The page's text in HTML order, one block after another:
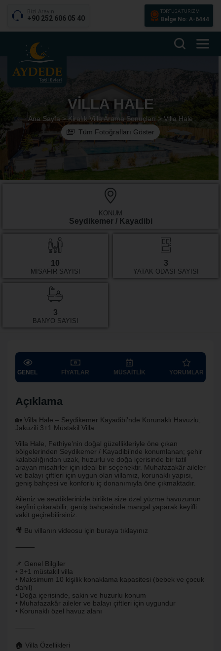
Bizi Arayın
+90 252 606 05 40
TORTUGA TURİZM
Belge No: A-6444
VILLA HALE
Ana Sayfa > Kiralık Villa Arama Sonuçları > Villa Hale
Tüm Fotoğrafları Göster
KONUM
Seydikemer / Kayadibi
10
MISAFIR SAYISI
3
YATAK ODASI SAYISI
3
BANYO SAYISI
GENEL FIYATLAR MÜSAITLIK YORUMLAR
Açıklama
🏡 Villa Hale – Seydikemer Kayadibi’nde Korunaklı Havuzlu,
Jakuzili 3+1 Müstakil Villa
Villa Hale, Fethiye’nin doğal güzellikleriyle öne çıkan
bölgelerinden Seydikemer / Kayadibi’nde konumlanan; şehir
kalabalığından uzak, huzurlu ve doğa içerisinde bir tatil
arayan misafirler için ideal bir seçenektir. Muhafazakâr aileler
ve balayı çiftleri için uygun olan villamız, korunaklı yapısı,
geniş bahçesi ve konforlu iç donanımıyla öne çıkmaktadır.
Aileniz ve sevdiklerinizle birlikte size özel yüzme havuzunun
keyfini çıkarabilir, geniş bahçesinde mangal yaparak keyifli
vakit geçirebilirsiniz.
🎥 Bu villanın videosu için buraya tıklayınız
⸻
📌 Genel Bilgiler
• 3+1 müstakil villa
• Maksimum 10 kişilik konaklama kapasitesi (bebek ve çocuk
dahil)
• Doğa içerisinde, sakin ve huzurlu konum
• Muhafazakâr aileler ve balayı çiftleri için uygundur
• Korunaklı özel havuz alanı
⸻
🏠 Villa Özellikleri